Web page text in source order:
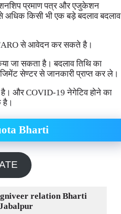
प्रमाण पत्र और एजुकेशन
अधिक किसी भी एक बड़े बदलाव बदलाव
ARO से आवेदन कर सकते है।
जा सकता है। बदलाव तिथि का
सेण्टर से जानकारी प्राप्त कर ले।
और COVID-19 नेगेटिव होने का
है।
Bharti
relation Bharti